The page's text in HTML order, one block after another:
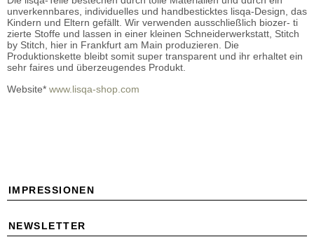
unverkennbares, individuelles und handbesticktes lisqa-Design, das
Kindern und Eltern gefällt. Wir verwenden ausschließlich biozer- ti
zierte Stoffe und lassen in einer kleinen Schneiderwerkstatt, Stitch
by Stitch, hier in Frankfurt am Main produzieren. Die
Produktionskette bleibt somit super transparent und ihr erhaltet ein
sehr faires und überzeugendes Produkt.
Website* www.lisqa-shop.com
IMPRESSIONEN
NEWSLETTER